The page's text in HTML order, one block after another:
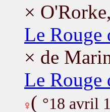
×
Le Rouge
× de
Le Rouge
( °18 avril